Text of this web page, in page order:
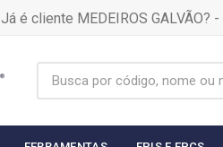
Já é cliente MEDEIROS GALVÃO? -